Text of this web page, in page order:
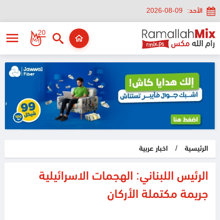
الأحد: 2026-08-09
20
الرئيسية / اخبار عربية
الرئيس اللبناني: الهجمات الاسرائيلية
جريمة مكتملة الأركان